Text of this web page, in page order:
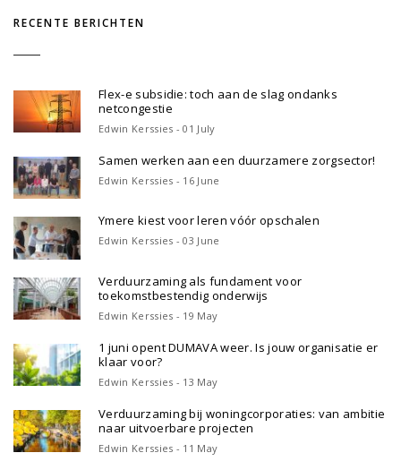
RECENTE BERICHTEN
Flex-e subsidie: toch aan de slag ondanks
netcongestie
Edwin Kerssies - 01 July
Samen werken aan een duurzamere zorgsector!
Edwin Kerssies - 16 June
Ymere kiest voor leren vóór opschalen
Edwin Kerssies - 03 June
Verduurzaming als fundament voor
toekomstbestendig onderwijs
Edwin Kerssies - 19 May
1 juni opent DUMAVA weer. Is jouw organisatie er
klaar voor?
Edwin Kerssies - 13 May
Verduurzaming bij woningcorporaties: van ambitie
naar uitvoerbare projecten
Edwin Kerssies - 11 May